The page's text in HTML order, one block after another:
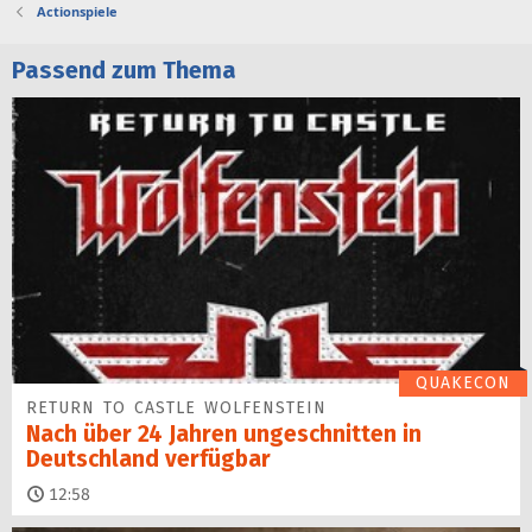
Actionspiele
Passend zum Thema
QUAKECON
RETURN TO CASTLE WOLFENSTEIN
Nach über 24 Jahren ungeschnitten in
Deutschland verfügbar
12:58